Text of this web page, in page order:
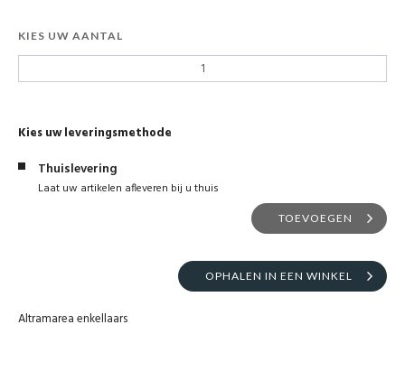
KIES UW AANTAL
Kies uw leveringsmethode
Thuislevering
Laat uw artikelen afleveren bij u thuis
TOEVOEGEN
OPHALEN IN EEN WINKEL
Altramarea enkellaars